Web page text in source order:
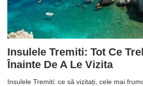
Insulele Tremiti: Tot Ce
Înainte De A Le Vizita
Insulele Tremiti: ce să vizitați, cele mai